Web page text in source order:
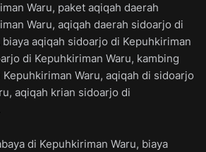
Waru, paket aqiqah daerah
Waru, aqiqah daerah sidoarjo di
aqiqah sidoarjo di Kepuhkiriman
di Kepuhkiriman Waru, kambing
Waru, aqiqah di sidoarjo
aqiqah krian sidoarjo di
di Kepuhkiriman Waru, biaya